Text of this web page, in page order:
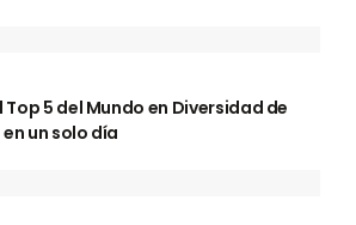
5 del Mundo en Diversidad de
un solo día